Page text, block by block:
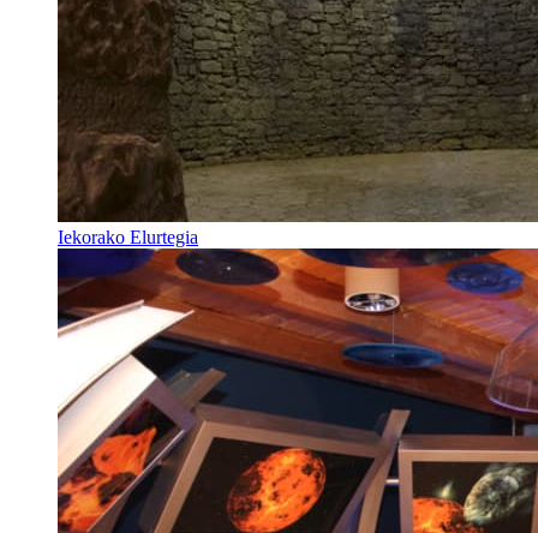
Iekorako Elurtegia